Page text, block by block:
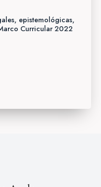
epistemológicas,
Curricular 2022